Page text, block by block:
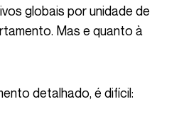
Mas e quanto à
detalhado, é difícil: